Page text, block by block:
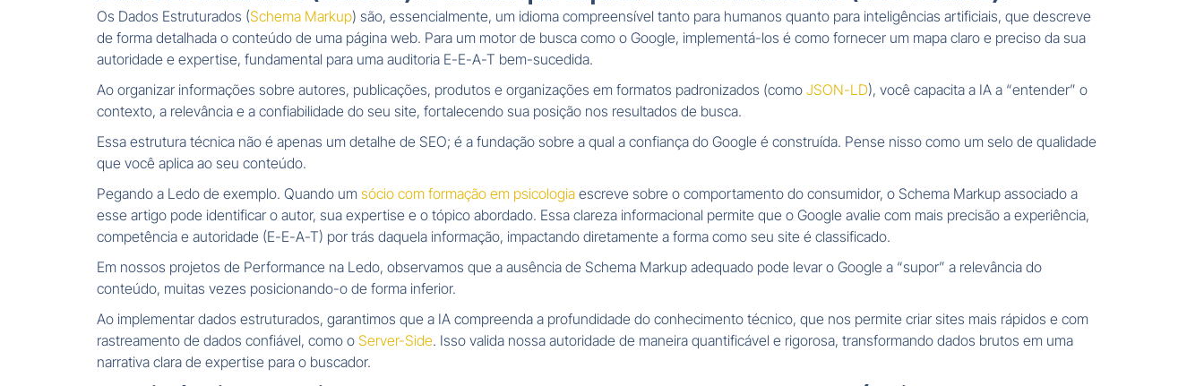
Os Dados Estruturados (Schema Markup) são, essencialmente, um idioma compreensível tanto para humanos quanto para inteligências artificiais, que descreve
de forma detalhada o conteúdo de uma página web. Para um motor de busca como o Google, implementá-los é como fornecer um mapa claro e preciso da sua
autoridade e expertise, fundamental para uma auditoria E-E-A-T bem-sucedida.
Ao organizar informações sobre autores, publicações, produtos e organizações em formatos padronizados (como JSON-LD), você capacita a IA a “entender” o
contexto, a relevância e a confiabilidade do seu site, fortalecendo sua posição nos resultados de busca.
Essa estrutura técnica não é apenas um detalhe de SEO; é a fundação sobre a qual a confiança do Google é construída. Pense nisso como um selo de qualidade
que você aplica ao seu conteúdo.
Pegando a Ledo de exemplo. Quando um sócio com formação em psicologiaescreve sobre o comportamento do consumidor, o Schema Markup associado a
esse artigo pode identificar o autor, sua expertise e o tópico abordado. Essa clareza informacional permite que o Google avalie com mais precisão a experiência,
competência e autoridade (E-E-A-T) por trás daquela informação, impactando diretamente a forma como seu site é classificado.
Em nossos projetos de Performance na Ledo, observamos que a ausência de Schema Markup adequado pode levar o Google a “supor” a relevância do
conteúdo, muitas vezes posicionando-o de forma inferior.
Ao implementar dados estruturados, garantimos que a IA compreenda a profundidade do conhecimento técnico, que nos permite criar sites mais rápidos e com
rastreamento de dados confiável, como o Server-Side. Isso valida nossa autoridade de maneira quantificável e rigorosa, transformando dados brutos em uma
narrativa clara de expertise para o buscador.